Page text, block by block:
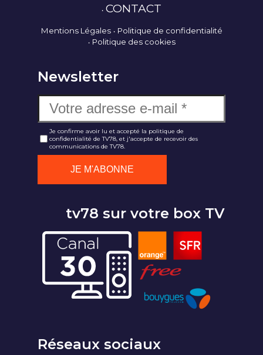
CONTACT
Mentions Légales
Politique de confidentialité
Politique des cookies
Newsletter
Je confirme avoir lu et accepté la politique de
confidentialité de TV78, et j'accepte de recevoir des
communications de TV78.
tv78 sur votre box TV
Réseaux sociaux